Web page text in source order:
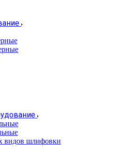
видов шлифовки